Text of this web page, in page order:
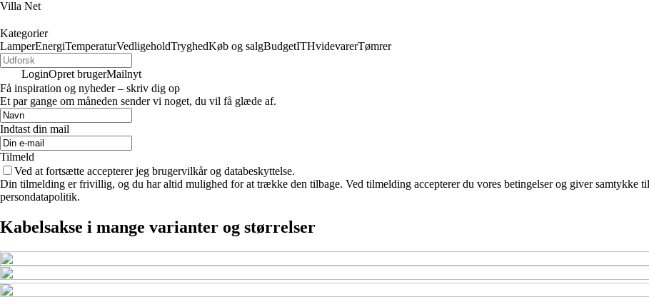
Villa Net
Kategorier
LamperEnergiTemperaturVedligeholdTryghedKøb og salgBudgetITHvidevarerTømrer
LoginOpret brugerMailnyt
Få inspiration og nyheder – skriv dig op
Et par gange om måneden sender vi noget, du vil få glæde af.
Indtast din mail
Tilmeld
Ved at fortsætte accepterer jeg brugervilkår og databeskyttelse.
Din tilmelding er frivillig, og du har altid mulighed for at trække den tilbage. Ved tilmelding accepterer du vores betingelser og giver samtykke
persondatapolitik.
Kabelsakse i mange varianter og størrelser